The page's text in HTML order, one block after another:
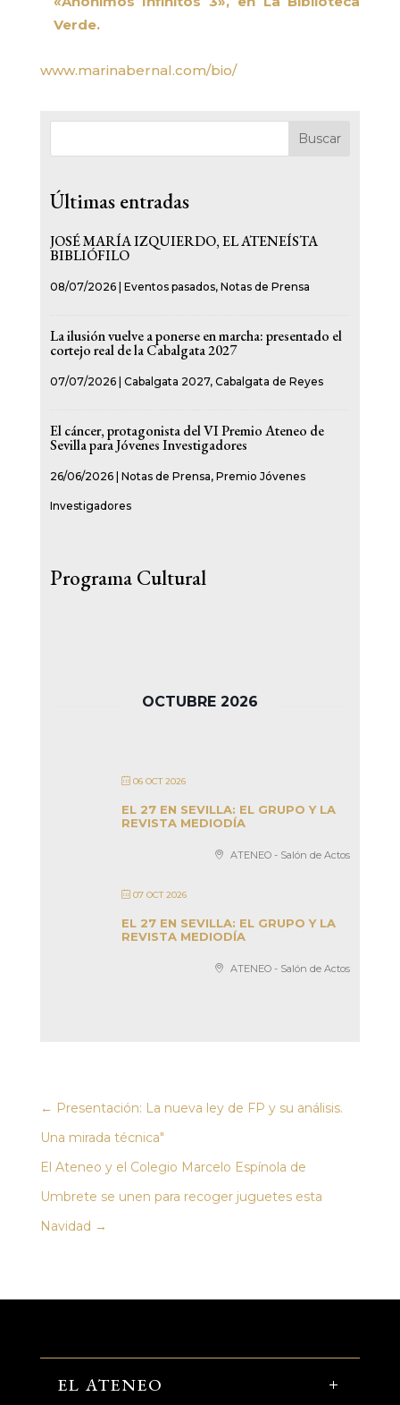
Verde.
www.marinabernal.com/bio/
Buscar
Últimas entradas
JOSÉ MARÍA IZQUIERDO, EL ATENEÍSTA
BIBLIÓFILO
08/07/2026| Eventos pasados, Notas de Prensa
La ilusión vuelve a ponerse en marcha: presentado el
cortejo real de la Cabalgata 2027
07/07/2026| Cabalgata 2027, Cabalgata de Reyes
El cáncer, protagonista del VI Premio Ateneo de
Sevilla para Jóvenes Investigadores
26/06/2026| Notas de Prensa, Premio Jóvenes
Investigadores
Programa Cultural
OCTUBRE 2026
06 OCT 2026
EL 27 EN SEVILLA: EL GRUPO Y LA
REVISTA MEDIODÍA
ATENEO - Salón de Actos
07 OCT 2026
EL 27 EN SEVILLA: EL GRUPO Y LA
REVISTA MEDIODÍA
ATENEO - Salón de Actos
← Presentación: La nueva ley de FP y su análisis.
Una mirada técnica"
El Ateneo y el Colegio Marcelo Espínola de
Umbrete se unen para recoger juguetes esta
Navidad →
EL ATENEO